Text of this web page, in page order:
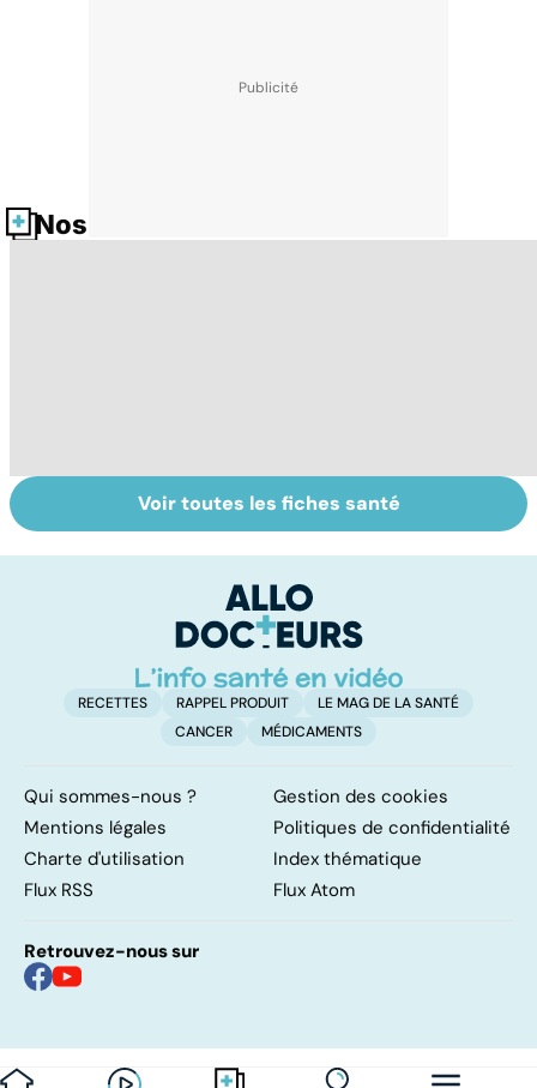
Nos fiches santé
osseuse : des
La tuberculose
pulmonaire
Voir toutes les fiches santé
RECETTES RAPPEL PRODUIT
LE MAG DE LA SANTÉ
CANCER
MÉDICAMENTS
Qui sommes-nous ?
Gestion des cookies
Mentions légales
Politiques de confidentialité
Charte d'utilisation
Index thématique
Flux RSS
Flux Atom
Retrouvez-nous sur